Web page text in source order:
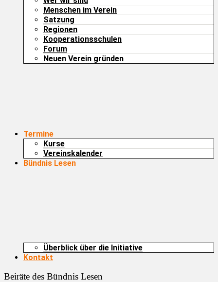
Menschen im Verein
Satzung
Regionen
Kooperationsschulen
Forum
Neuen Verein gründen
Termine
Kurse
Vereinskalender
Bündnis Lesen
Überblick über die Initiative
Kontakt
Beiräte des Bündnis Lesen